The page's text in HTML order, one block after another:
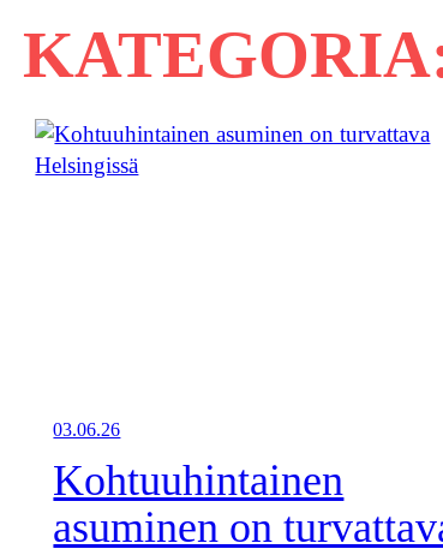
03.06.26
Kohtuuhintainen
asuminen on